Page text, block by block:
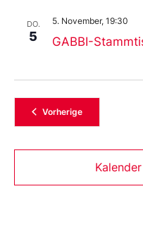
DO.
5 GABBI-
5. November, 19:30
Vorherige